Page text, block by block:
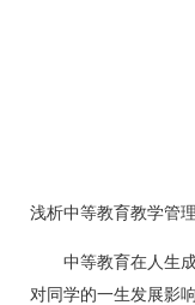
浅析中等教育教学管
中等教育在人生成
对同学的一生发展影